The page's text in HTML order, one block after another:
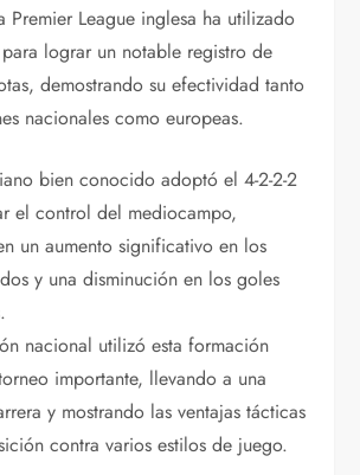
Premier League inglesa ha utilizado
lograr un notable registro de
demostrando su efectividad tanto
nacionales como europeas.
bien conocido adoptó el 4-2-2-2
el control del mediocampo,
un aumento significativo en los
y una disminución en los goles
nacional utilizó esta formación
importante, llevando a una
y mostrando las ventajas tácticas
contra varios estilos de juego.